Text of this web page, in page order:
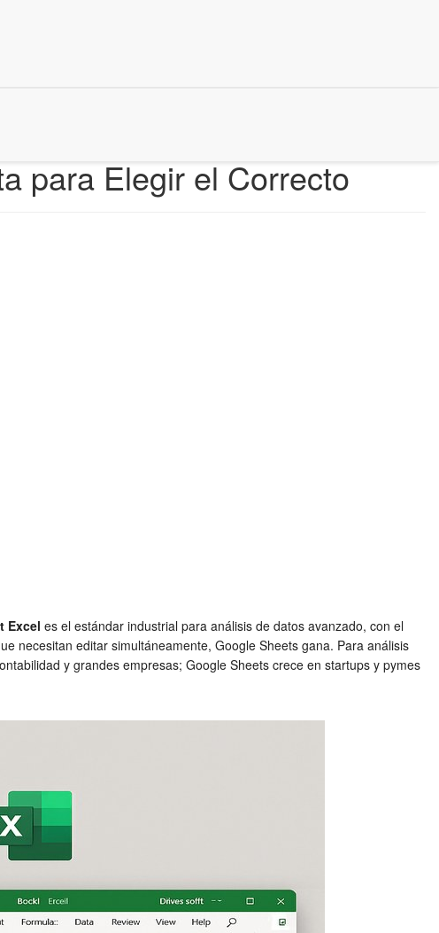
para Elegir el Correcto
Excel es el estándar industrial para análisis de datos avanzado, con el
necesitan editar simultáneamente, Google Sheets gana. Para análisis
y grandes empresas; Google Sheets crece en startups y pymes